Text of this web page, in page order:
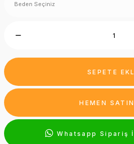
SEPETE
HEMEN
Whatsapp Sipariş